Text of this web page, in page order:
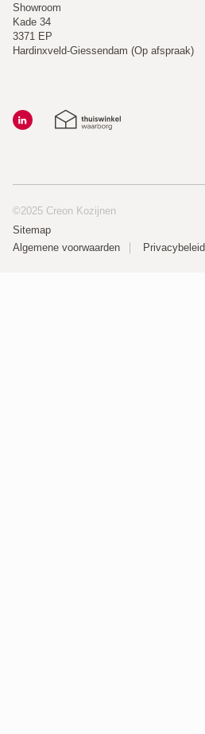
Showroom
Kade 34
3371 EP
Hardinxveld-Giessendam (Op afspraak)
©2025 Creon Kozijnen
Sitemap
Algemene voorwaarden
Privacybeleid